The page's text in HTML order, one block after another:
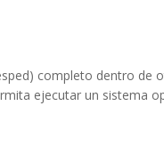
completo dentro de
ejecutar un sistema